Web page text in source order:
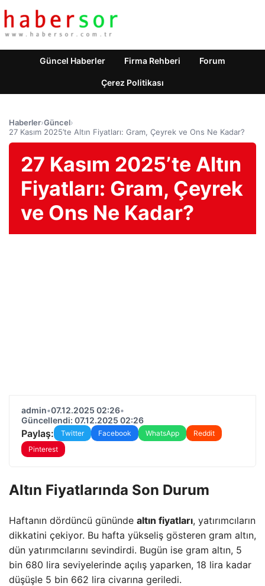
Güncel Haberler Firma Rehberi Forum
Çerez Politikası
Haberler›Güncel›
27 Kasım 2025’te Altın Fiyatları: Gram, Çeyrek ve Ons Ne Kadar?
27 Kasım 2025’te Altın
Fiyatları: Gram, Çeyrek
ve Ons Ne Kadar?
admin•07.12.2025 02:26•
Güncellendi: 07.12.2025 02:26
Paylaş: Twitter Facebook WhatsApp
Reddit
Pinterest
Altın Fiyatlarında Son Durum
Haftanın dördüncü gününde altın fiyatları, yatırımcıların
dikkatini çekiyor. Bu hafta yükseliş gösteren gram altın,
dün yatırımcılarını sevindirdi. Bugün ise gram altın, 5
bin 680 lira seviyelerinde açılış yaparken, 18 lira kadar
düşüşle 5 bin 662 lira civarına geriledi.